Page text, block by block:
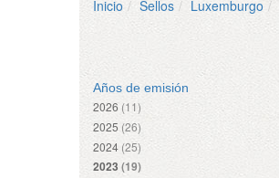
Inicio Sellos Luxemburgo
Años de emisión
2026 (11)
2025 (26)
2024 (25)
2023 (19)